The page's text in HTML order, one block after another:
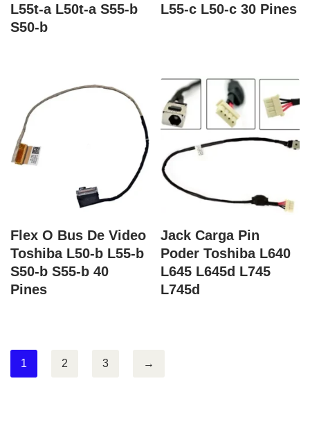
L55t-a L50t-a S55-b
S50-b
L55-c L50-c 30 Pines
Flex O Bus De Video
Toshiba L50-b L55-b
S50-b S55-b 40
Pines
Jack Carga Pin
Poder Toshiba L640
L645 L645d L745
L745d
1 2 3 →